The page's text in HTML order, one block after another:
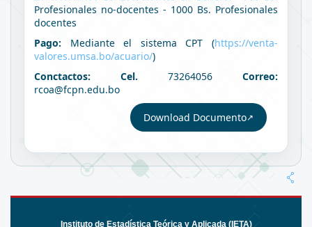
Profesionales no-docentes - 1000 Bs. Profesionales
docentes
Pago: Mediante el sistema CPT (https://venta-
valores.umsa.bo/acuario/)
Conctactos: Cel. 73264056 Correo:
rcoa@fcpn.edu.bo
Download Documento
Instituto de Estadística Teórica y Aplicada (IETA)